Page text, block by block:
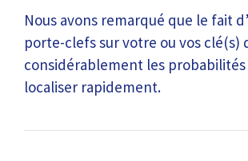
Nous avons remarqué que le fait
porte-clefs sur votre ou vos clé(s)
considérablement les
localiser rapidement.